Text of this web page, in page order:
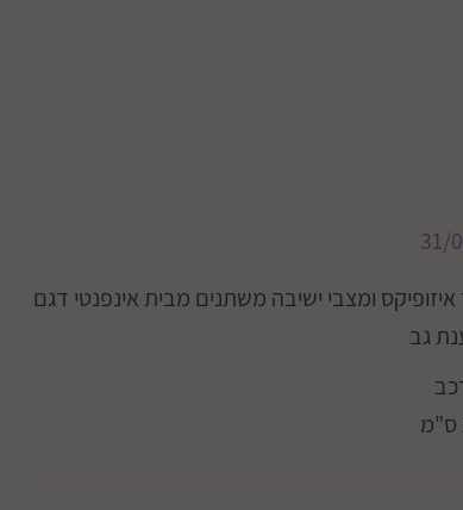
31/
ומצבי ישיבה משתנים מבית אינפנטי דגם